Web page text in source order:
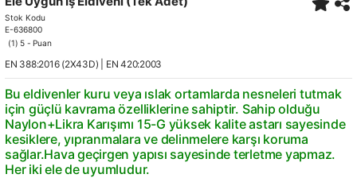
Stok Kodu
E-636800
(1) 5 - Puan
EN 388:2016 (2X43D) | EN 420:2003
Bu eldivenler kuru veya ıslak ortamlarda nesneleri tutmak
için güçlü kavrama özelliklerine sahiptir. Sahip olduğu
Naylon+Likra Karışımı 15-G yüksek kalite astarı sayesinde
kesiklere, yıpranmalara ve delinmelere karşı koruma
sağlar.Hava geçirgen yapısı sayesinde terletme yapmaz.
Her iki ele de uyumludur.